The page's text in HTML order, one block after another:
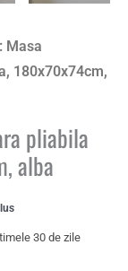
Masa
180x70x74cm,
pliabila
alba
30 de zile